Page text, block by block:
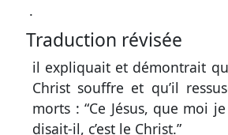
.
Traduction révisée
il expliquait et démontrait
Christ souffre et qu’il
morts : “Ce Jésus, que moi
disait-il, c’est le Christ.”